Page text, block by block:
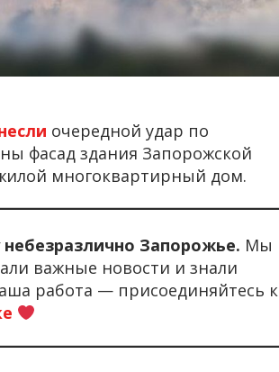
очередной удар по
фасад здания Запорожской
многоквартирный дом.
Запорожье. Мы
важные новости и знали
работа — присоединяйтесь к